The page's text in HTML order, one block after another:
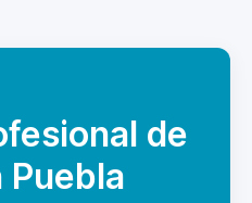
de
Puebla